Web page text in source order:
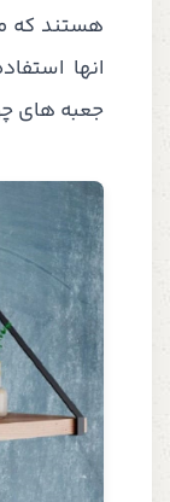
هستند که
انها
جعبه های